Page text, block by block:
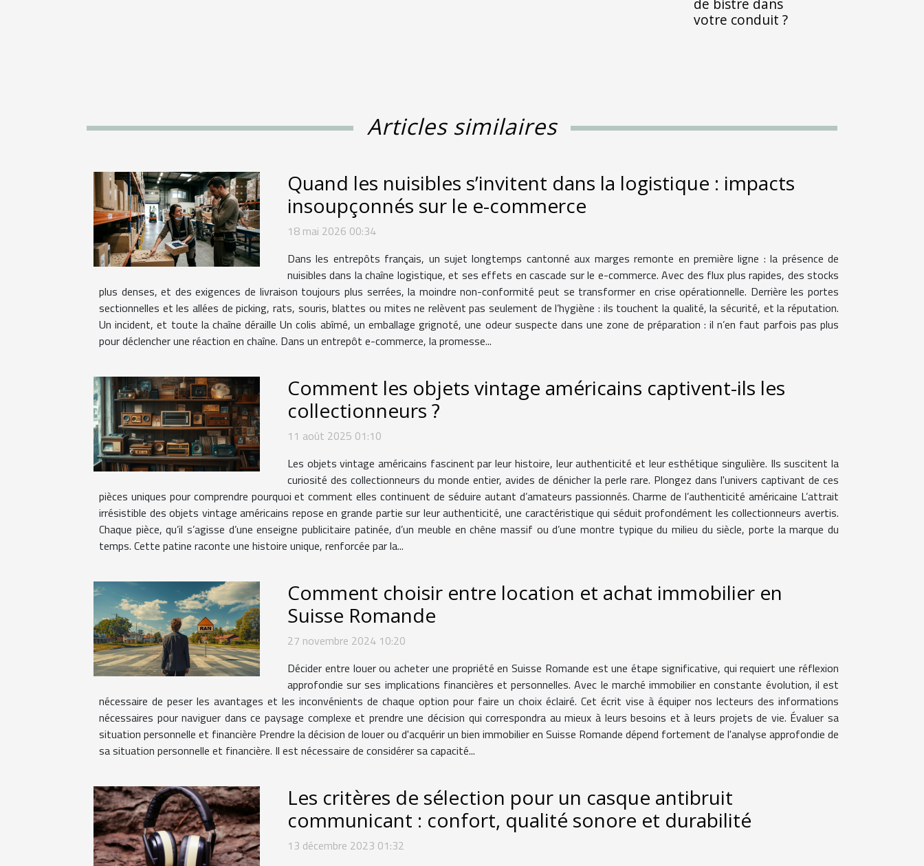
de bistre dans
votre conduit ?
Articles similaires
Quand les nuisibles s’invitent dans la logistique : impacts
insoupçonnés sur le e-commerce
18 mai 2026 00:34
Dans les entrepôts français, un sujet longtemps cantonné aux marges remonte en première ligne : la présence de
nuisibles dans la chaîne logistique, et ses effets en cascade sur le e-commerce. Avec des flux plus rapides, des stocks
plus denses, et des exigences de livraison toujours plus serrées, la moindre non-conformité peut se transformer en crise opérationnelle. Derrière les portes
sectionnelles et les allées de picking, rats, souris, blattes ou mites ne relèvent pas seulement de l’hygiène : ils touchent la qualité, la sécurité, et la réputation.
Un incident, et toute la chaîne déraille Un colis abîmé, un emballage grignoté, une odeur suspecte dans une zone de préparation : il n’en faut parfois pas plus
pour déclencher une réaction en chaîne. Dans un entrepôt e-commerce, la promesse...
Comment les objets vintage américains captivent-ils les
collectionneurs ?
11 août 2025 01:10
Les objets vintage américains fascinent par leur histoire, leur authenticité et leur esthétique singulière. Ils suscitent la
curiosité des collectionneurs du monde entier, avides de dénicher la perle rare. Plongez dans l'univers captivant de ces
pièces uniques pour comprendre pourquoi et comment elles continuent de séduire autant d’amateurs passionnés. Charme de l’authenticité américaine L’attrait
irrésistible des objets vintage américains repose en grande partie sur leur authenticité, une caractéristique qui séduit profondément les collectionneurs avertis.
Chaque pièce, qu’il s’agisse d’une enseigne publicitaire patinée, d’un meuble en chêne massif ou d’une montre typique du milieu du siècle, porte la marque du
temps. Cette patine raconte une histoire unique, renforcée par la...
Comment choisir entre location et achat immobilier en
Suisse Romande
27 novembre 2024 10:20
Décider entre louer ou acheter une propriété en Suisse Romande est une étape significative, qui requiert une réflexion
approfondie sur ses implications financières et personnelles. Avec le marché immobilier en constante évolution, il est
nécessaire de peser les avantages et les inconvénients de chaque option pour faire un choix éclairé. Cet écrit vise à équiper nos lecteurs des informations
nécessaires pour naviguer dans ce paysage complexe et prendre une décision qui correspondra au mieux à leurs besoins et à leurs projets de vie. Évaluer sa
situation personnelle et financière Prendre la décision de louer ou d'acquérir un bien immobilier en Suisse Romande dépend fortement de l'analyse approfondie de
sa situation personnelle et financière. Il est nécessaire de considérer sa capacité...
Les critères de sélection pour un casque antibruit
communicant : confort, qualité sonore et durabilité
13 décembre 2023 01:32